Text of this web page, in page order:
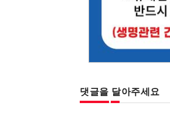
댓글을 달아주세요